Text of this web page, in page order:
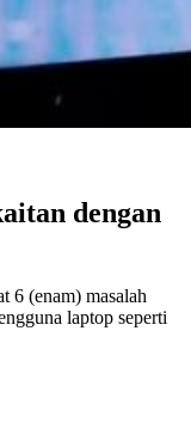
dengan
6 (enam) masalah
laptop seperti